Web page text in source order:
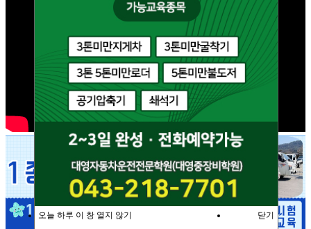
오늘 하루 이 창 열지 않기 닫기